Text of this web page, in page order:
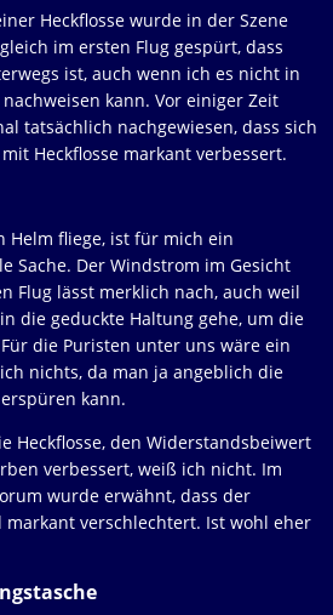
Heckflosse wurde in der Szene
im ersten Flug gespürt, dass
ist, auch wenn ich es nicht in
kann. Vor einiger Zeit
tatsächlich nachgewiesen, dass sich
Heckflosse markant verbessert.
Helm fliege, ist für mich ein
Sache. Der Windstrom im Gesicht
Flug lässt merklich nach, auch weil
die geduckte Haltung gehe, um die
die Puristen unter uns wäre ein
nichts, da man ja angeblich die
kann.
Heckflosse, den Widerstandsbeiwert
verbessert, weiß ich nicht. Im
wurde erwähnt, dass der
verschlechtert. Ist wohl eher